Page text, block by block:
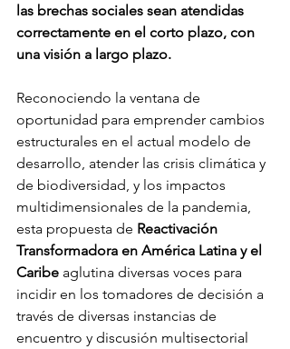
las brechas sociales sean atendidas
correctamente en el corto plazo, con
una visión a largo plazo.
Reconociendo la ventana de
oportunidad para emprender cambios
estructurales en el actual modelo de
desarrollo, atender las crisis climática y
de biodiversidad, y los impactos
multidimensionales de la pandemia,
esta propuesta de Reactivación
Transformadora en América Latina y el
Caribe aglutina diversas voces para
incidir en los tomadores de decisión a
través de diversas instancias de
encuentro y discusión multisectorial